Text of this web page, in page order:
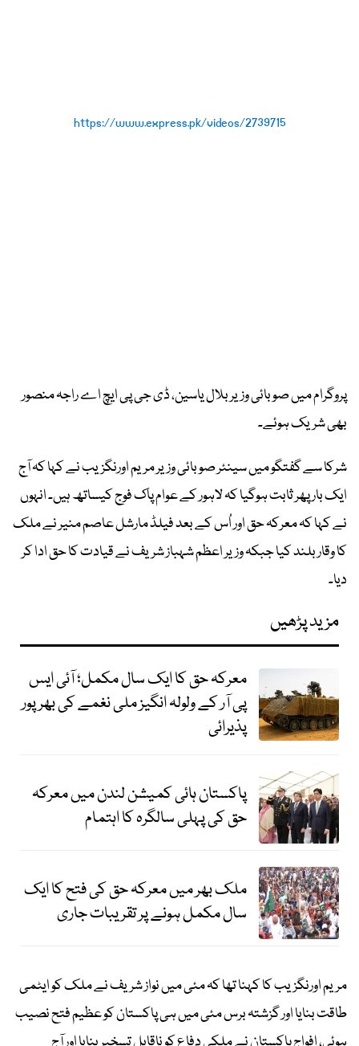
https://www.express.pk/videos/2739715
پروگرام میں صوبائی وزیر بلال یاسین، ڈی جی پی ایچ اے راجہ منصور
بھی شریک ہوئے۔
شرکا سے گفتگو میں سینئر صوبائی وزیر مریم اورنگزیب نے کہا کہ آج
ایک بار پھر ثابت ہوگیا کہ لاہور کے عوام پاک فوج کیساتھ ہیں۔ انہوں
نے کہا کہ معرکہ حق اور اُس کے بعد فیلڈ مارشل عاصم منیر نے ملک
کا وقار بلند کیا جبکہ وزیر اعظم شہباز شریف نے قیادت کا حق ادا کر
دیا۔
مزید پڑھیں
معرکہ حق کا ایک سال مکمل؛ آئی ایس
پی آر کے ولولہ انگیز ملی نغمے کی بھرپور
پذیرائی
پاکستان ہائی کمیشن لندن میں معرکہ
حق کی پہلی سالگرہ کا اہتمام
ملک بھر میں معرکہ حق کی فتح کا ایک
سال مکمل ہونے پر تقریبات جاری
مریم اورنگزیب کا کہنا تھا کہ مئی میں نواز شریف نے ملک کو ایٹمی
طاقت بنایا اور گزشتہ برس مئی میں ہی پاکستان کو عظیم فتح نصیب